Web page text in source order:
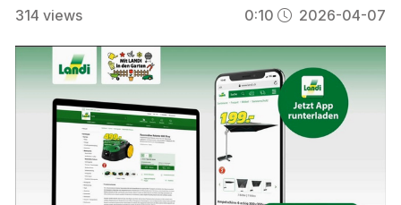
314 views 0:10 2026-04-07